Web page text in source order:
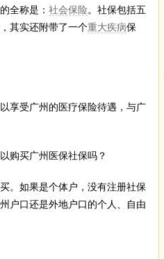
全称是： 社会保险。社保包括五
，其实还附带了一个重大疾病保
受广州的医疗保险待遇，与广
购买广州医保社保吗？
如果是个体户，没有注册社保
户口还是外地户口的个人、自由